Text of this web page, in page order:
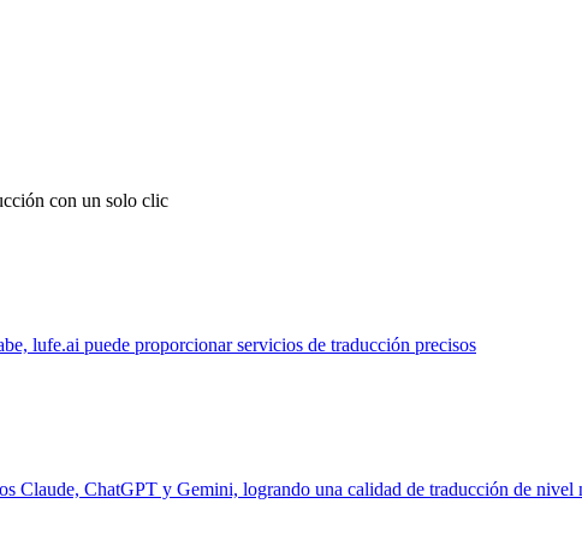
con un solo clic
lufe.ai puede proporcionar servicios de traducción precisos
Claude, ChatGPT y Gemini, logrando una calidad de traducción de nivel